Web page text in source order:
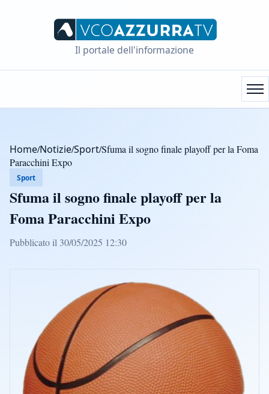
Il portale dell'informazione
Home/Notizie/Sport/Sfuma il sogno finale playoff per la Foma
Paracchini Expo
Sport
Sfuma il sogno finale playoff per la
Foma Paracchini Expo
Pubblicato il 30/05/2025 12:30